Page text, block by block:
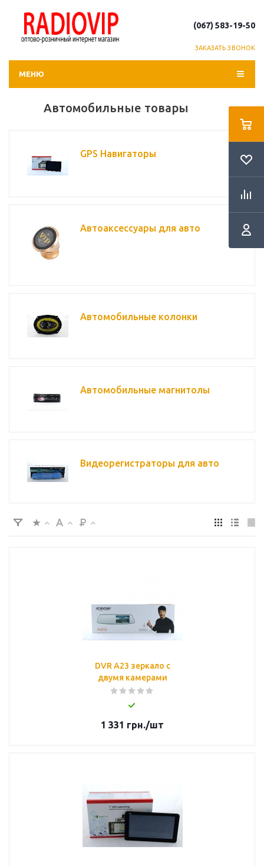
(067) 583-19-50
ЗАКАЗАТЬ ЗВОНОК
МЕНЮ
Автомобильные товары
GPS Навигаторы
Автоаксессуары для авто
Автомобильные колонки
Автомобильные магнитолы
Видеорегистраторы для авто
DVR A23 зеркало с
двумя камерами
1 331 грн./шт